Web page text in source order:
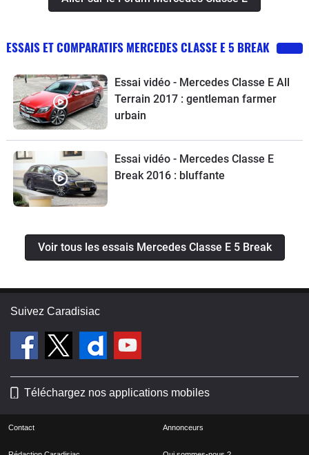
ESSAIS ET COMPARATIFS MERCEDES CLASSE E 5 BREAK
Essai vidéo - Mercedes Classe E All
Terrain 2017 : gentleman farmer
urbain
Essai vidéo - Mercedes Classe E
Break 2016 : bluffante
Voir tous les essais Mercedes Classe E 5 Break
Suivez Caradisiac
Téléchargez nos applications mobiles
Contact Annonceurs